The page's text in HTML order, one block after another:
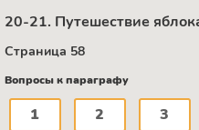
20-21. Путешествие
Страница 58
Вопросы к параграфу
1 2 3